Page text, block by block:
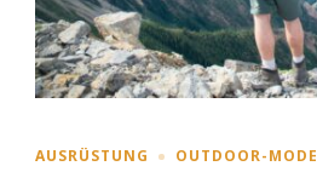
AUSRÜSTUNG OUTDOOR-MODE